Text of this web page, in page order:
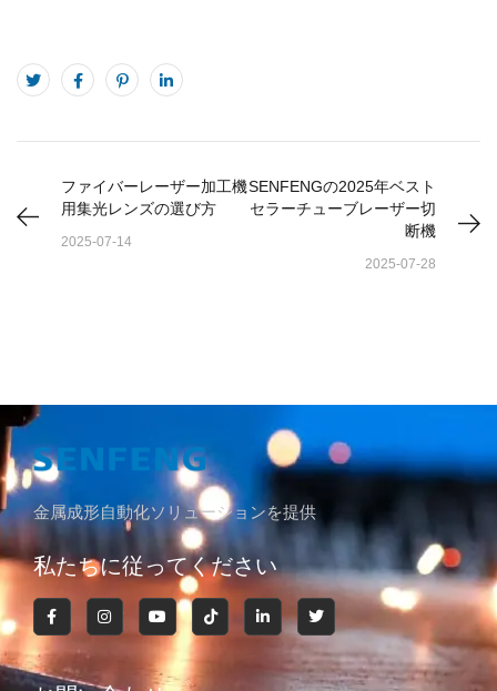
ファイバーレーザー加工機
用集光レンズの選び方
2025-07-14
SENFENGの2025年ベスト
セラーチューブレーザー切
断機
2025-07-28
金属成形自動化ソリューションを提供
私たちに従ってください